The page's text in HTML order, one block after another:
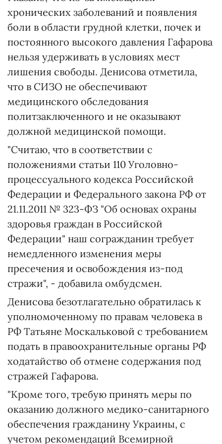
хронических заболеваний и появления
боли в области грудной клетки, почек и
постоянного высокого давления Гафарова
нельзя удерживать в условиях мест
лишения свободы. Денисова отметила,
что в СИЗО не обеспечивают
медицинского обследования
политзаключенного и не оказывают
должной медицинской помощи.
"️Считаю, что в соответствии с
положениями статьи 110 Уголовно-
процессуального кодекса Российской
Федерации и Федерального закона РФ от
21.11.2011 № 323-ФЗ "Об основах охраны
здоровья граждан в Российской
Федерации" наш согражданин требует
немедленного изменения меры
пресечения и освобождения из-под
стражи", - добавила омбудсмен.
Денисова безотлагательно обратилась к
уполномоченному по правам человека в
РФ Татьяне Москальковой с требованием
подать в правоохранительные органы РФ
ходатайство об отмене содержания под
стражей Гафарова.
"️Кроме того, требую принять меры по
оказанию должного медико-санитарного
обеспечения гражданину Украины, с
учетом рекомендаций Всемирной